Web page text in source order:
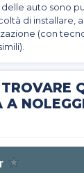
auto sono
di installare,
(con
A